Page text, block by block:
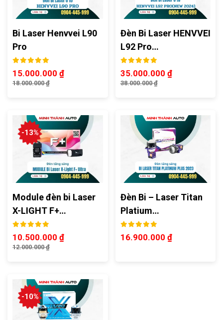
Bi Laser Henvvei L90
Pro
15.000.000 ₫
18.000.000₫
Đèn Bi Laser HENVVEI
L92 Pro…
35.000.000 ₫
38.000.000₫
-13%
Module đèn bi Laser
X-LIGHT F+…
10.500.000 ₫
12.000.000₫
Đèn Bi – Laser Titan
Platium…
16.900.000 ₫
-10%